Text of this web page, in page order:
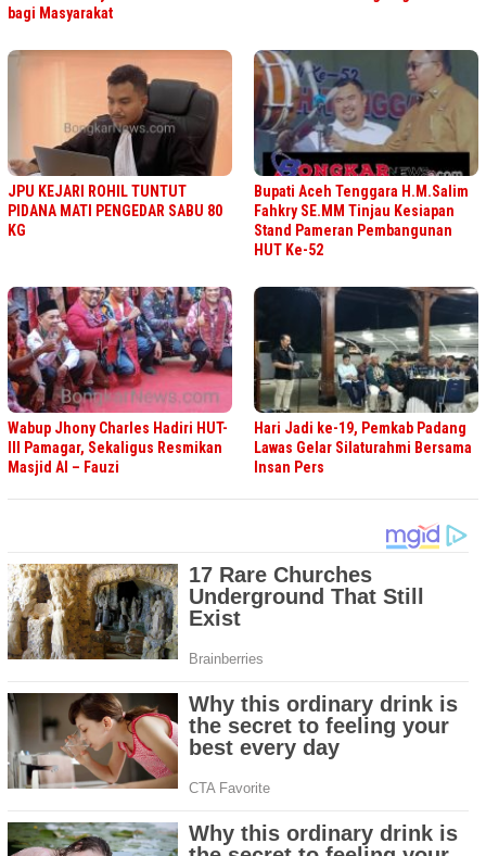
bagi Masyarakat
JPU KEJARI ROHIL TUNTUT
PIDANA MATI PENGEDAR SABU 80
KG
Bupati Aceh Tenggara H.M.Salim
Fahkry SE.MM Tinjau Kesiapan
Stand Pameran Pembangunan
HUT Ke-52
Wabup Jhony Charles Hadiri HUT-
III Pamagar, Sekaligus Resmikan
Masjid Al – Fauzi
Hari Jadi ke-19, Pemkab Padang
Lawas Gelar Silaturahmi Bersama
Insan Pers